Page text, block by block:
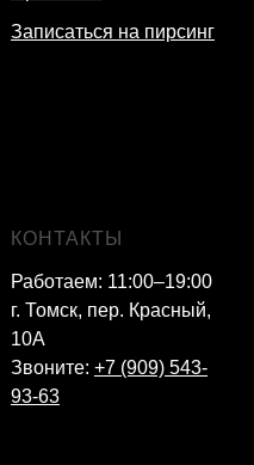
Записаться на пирсинг
КОНТАКТЫ
Работаем: 11:00–19:00
г. Томск, пер. Красный,
10А
Звоните: +7 (909) 543-
93-63